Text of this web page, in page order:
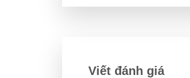
Viết đánh giá